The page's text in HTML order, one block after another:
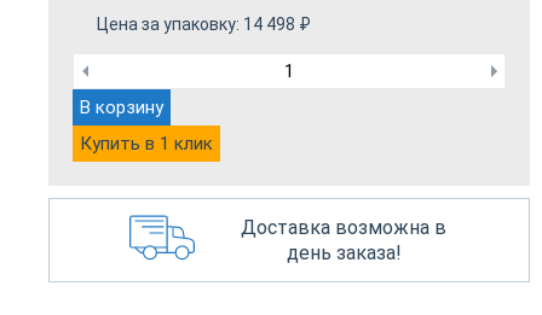
Цена за упаковку: 14 498 ₽
В корзину
Купить в 1 клик
Доставка возможна в
день заказа!